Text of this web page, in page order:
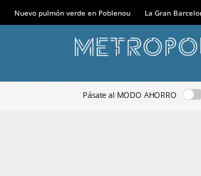
Nuevo pulmón verde en Poblenou La Gran
Pásate al MODO AHORRO